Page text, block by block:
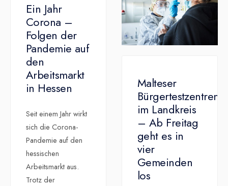
Ein Jahr
Corona –
Folgen der
Pandemie auf
den
Arbeitsmarkt
in Hessen
Seit einem Jahr wirkt
sich die Corona-
Pandemie auf den
hessischen
Arbeitsmarkt aus.
Trotz der
Malteser
Bürgertestzentren
im Landkreis
– Ab Freitag
geht es in
vier
Gemeinden
los